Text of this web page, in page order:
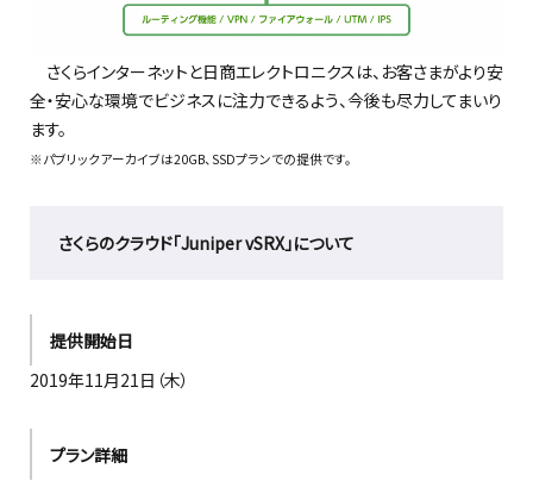
さくらインターネットと日商エレクトロニクスは、お客さまがより安
全・安心な環境でビジネスに注力できるよう、今後も尽力してまいり
ます。
※パブリックアーカイブは20GB、SSDプランでの提供です。
さくらのクラウド「Juniper vSRX」について
提供開始日
2019年11月21日（木）
プラン詳細